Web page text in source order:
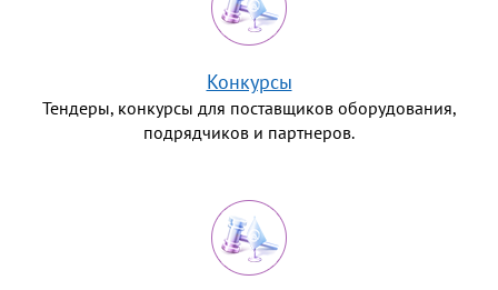
Конкурсы
Тендеры, конкурсы для поставщиков оборудования,
подрядчиков и партнеров.